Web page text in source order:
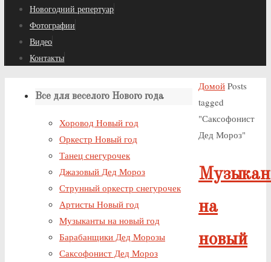
Новогодний репертуар
Фотографии
Видео
Контакты
Домой Posts
tagged
"Саксофонист
Дед Мороз"
на
новый
Все для веселого Нового года
Хоровод Новый год
Оркестр Новый год
Танец снегурочек
Джазовый Дед Мороз
Струнный оркестр снегурочек
Артисты Новый год
Музыканты на новый год
Барабанщики Дед Морозы
Саксофонист Дед Мороз